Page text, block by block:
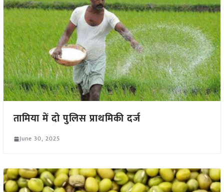
तामिया में दो पुलिस प्राथमिकी दर्ज
June 30, 2025